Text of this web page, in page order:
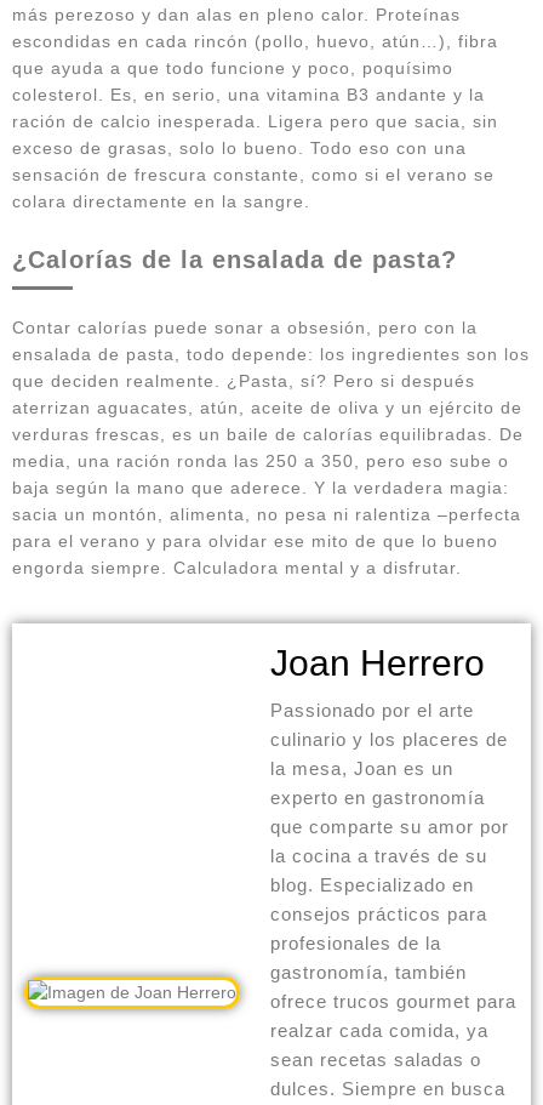
más perezoso y dan alas en pleno calor. Proteínas
escondidas en cada rincón (pollo, huevo, atún…), fibra
que ayuda a que todo funcione y poco, poquísimo
colesterol. Es, en serio, una vitamina B3 andante y la
ración de calcio inesperada. Ligera pero que sacia, sin
exceso de grasas, solo lo bueno. Todo eso con una
sensación de frescura constante, como si el verano se
colara directamente en la sangre.
¿Calorías de la ensalada de pasta?
Contar calorías puede sonar a obsesión, pero con la
ensalada de pasta, todo depende: los ingredientes son los
que deciden realmente. ¿Pasta, sí? Pero si después
aterrizan aguacates, atún, aceite de oliva y un ejército de
verduras frescas, es un baile de calorías equilibradas. De
media, una ración ronda las 250 a 350, pero eso sube o
baja según la mano que aderece. Y la verdadera magia:
sacia un montón, alimenta, no pesa ni ralentiza –perfecta
para el verano y para olvidar ese mito de que lo bueno
engorda siempre. Calculadora mental y a disfrutar.
Joan Herrero
Passionado por el arte
culinario y los placeres de
la mesa, Joan es un
experto en gastronomía
que comparte su amor por
la cocina a través de su
blog. Especializado en
consejos prácticos para
profesionales de la
gastronomía, también
ofrece trucos gourmet para
realzar cada comida, ya
sean recetas saladas o
dulces. Siempre en busca